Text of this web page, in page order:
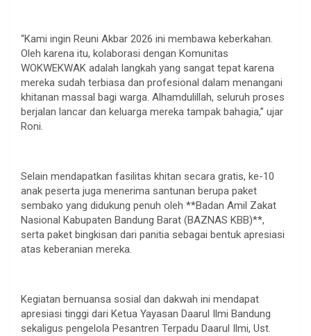
“Kami ingin Reuni Akbar 2026 ini membawa keberkahan.
Oleh karena itu, kolaborasi dengan Komunitas
WOKWEKWAK adalah langkah yang sangat tepat karena
mereka sudah terbiasa dan profesional dalam menangani
khitanan massal bagi warga. Alhamdulillah, seluruh proses
berjalan lancar dan keluarga mereka tampak bahagia,” ujar
Roni.
Selain mendapatkan fasilitas khitan secara gratis, ke-10
anak peserta juga menerima santunan berupa paket
sembako yang didukung penuh oleh **Badan Amil Zakat
Nasional Kabupaten Bandung Barat (BAZNAS KBB)**,
serta paket bingkisan dari panitia sebagai bentuk apresiasi
atas keberanian mereka.
Kegiatan bernuansa sosial dan dakwah ini mendapat
apresiasi tinggi dari Ketua Yayasan Daarul Ilmi Bandung
sekaligus pengelola Pesantren Terpadu Daarul Ilmi, Ust.